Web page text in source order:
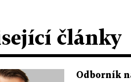
články
Odborník